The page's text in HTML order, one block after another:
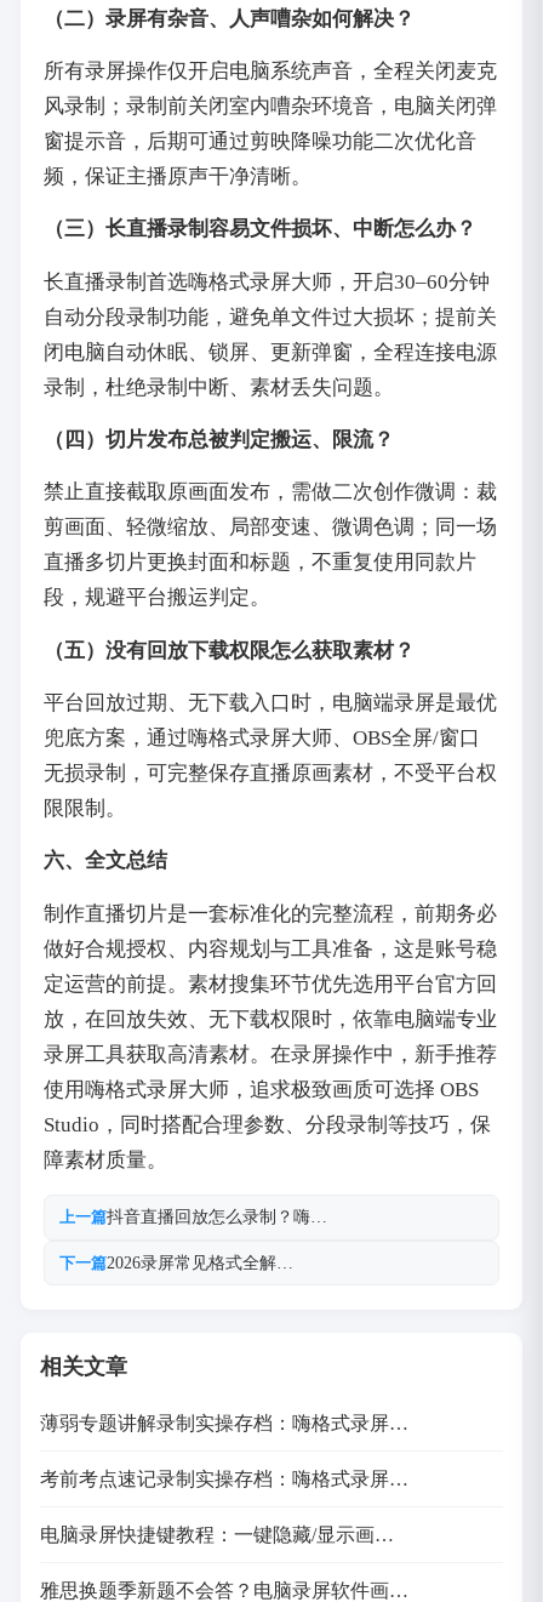
（二）录屏有杂音、人声嘈杂如何解决？
所有录屏操作仅开启电脑系统声音，全程关闭麦克
风录制；录制前关闭室内嘈杂环境音，电脑关闭弹
窗提示音，后期可通过剪映降噪功能二次优化音
频，保证主播原声干净清晰。
（三）长直播录制容易文件损坏、中断怎么办？
长直播录制首选嗨格式录屏大师，开启30–60分钟
自动分段录制功能，避免单文件过大损坏；提前关
闭电脑自动休眠、锁屏、更新弹窗，全程连接电源
录制，杜绝录制中断、素材丢失问题。
（四）切片发布总被判定搬运、限流？
禁止直接截取原画面发布，需做二次创作微调：裁
剪画面、轻微缩放、局部变速、微调色调；同一场
直播多切片更换封面和标题，不重复使用同款片
段，规避平台搬运判定。
（五）没有回放下载权限怎么获取素材？
平台回放过期、无下载入口时，电脑端录屏是最优
兜底方案，通过嗨格式录屏大师、OBS全屏/窗口
无损录制，可完整保存直播原画素材，不受平台权
限限制。
六、全文总结
制作直播切片是一套标准化的完整流程，前期务必
做好合规授权、内容规划与工具准备，这是账号稳
定运营的前提。素材搜集环节优先选用平台官方回
放，在回放失效、无下载权限时，依靠电脑端专业
录屏工具获取高清素材。在录屏操作中，新手推荐
使用嗨格式录屏大师，追求极致画质可选择 OBS
Studio，同时搭配合理参数、分段录制等技巧，保
障素材质量。
上一篇抖音直播回放怎么录制？嗨…
下一篇2026录屏常见格式全解…
相关文章
薄弱专题讲解录制实操存档：嗨格式录屏…
考前考点速记录制实操存档：嗨格式录屏…
电脑录屏快捷键教程：一键隐藏/显示画…
雅思换题季新题不会答？电脑录屏软件画…